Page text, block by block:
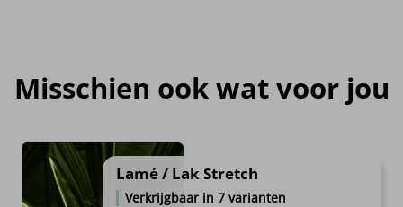
Misschien ook wat voor jou
Lamé / Lak Stretch
Verkrijgbaar in 7 varianten